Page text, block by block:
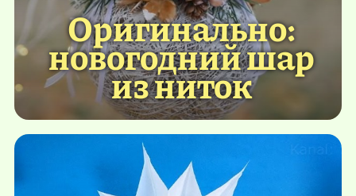
Оригинально:
новогодний шар
из ниток